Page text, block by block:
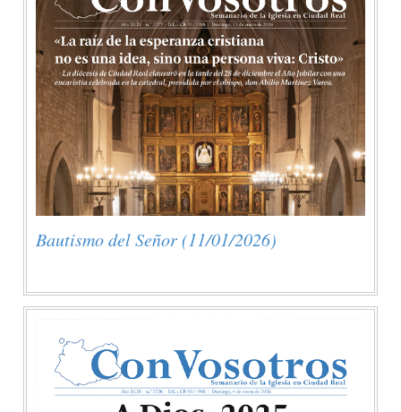
Bautismo del Señor (11/01/2026)